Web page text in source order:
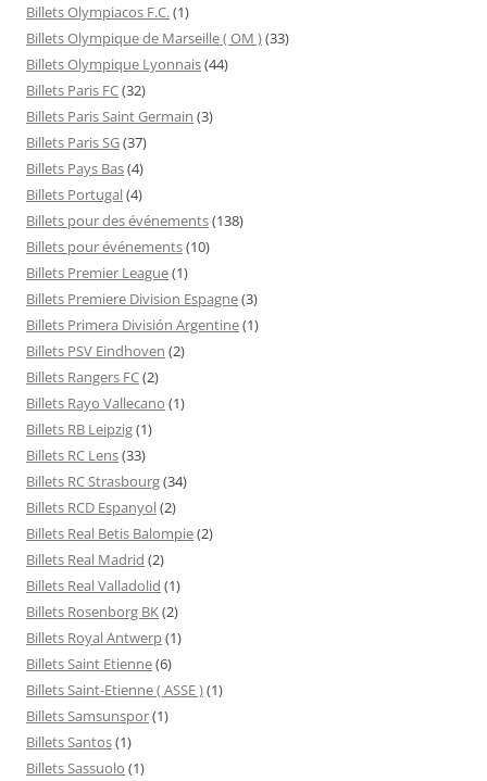
Billets Olympiacos F.C.(1)
Billets Olympique de Marseille ( OM )(33)
Billets Olympique Lyonnais(44)
Billets Paris FC(32)
Billets Paris Saint Germain (3)
Billets Paris SG(37)
Billets Pays Bas(4)
Billets Portugal(4)
Billets pour des événements(138)
Billets pour événements(10)
Billets Premier League(1)
Billets Premiere Division Espagne(3)
Billets Primera División Argentine(1)
Billets PSV Eindhoven (2)
Billets Rangers FC(2)
Billets Rayo Vallecano (1)
Billets RB Leipzig(1)
Billets RC Lens(33)
Billets RC Strasbourg(34)
Billets RCD Espanyol(2)
Billets Real Betis Balompie(2)
Billets Real Madrid (2)
Billets Real Valladolid (1)
Billets Rosenborg BK(2)
Billets Royal Antwerp(1)
Billets Saint Etienne(6)
Billets Saint-Etienne ( ASSE )(1)
Billets Samsunspor(1)
Billets Santos(1)
Billets Sassuolo (1)